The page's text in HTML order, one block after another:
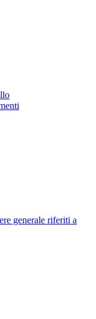
generale riferiti a